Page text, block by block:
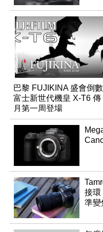
巴黎 FUJIKINA 盛會倒數
富士新世代機皇 X-T6 傳
月第一周登場
接環
準變